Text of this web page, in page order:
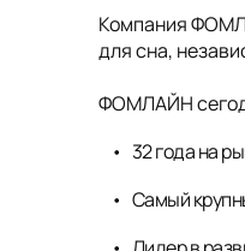
Компания
для сна,
ФОМЛАЙН
32 года на
Самый